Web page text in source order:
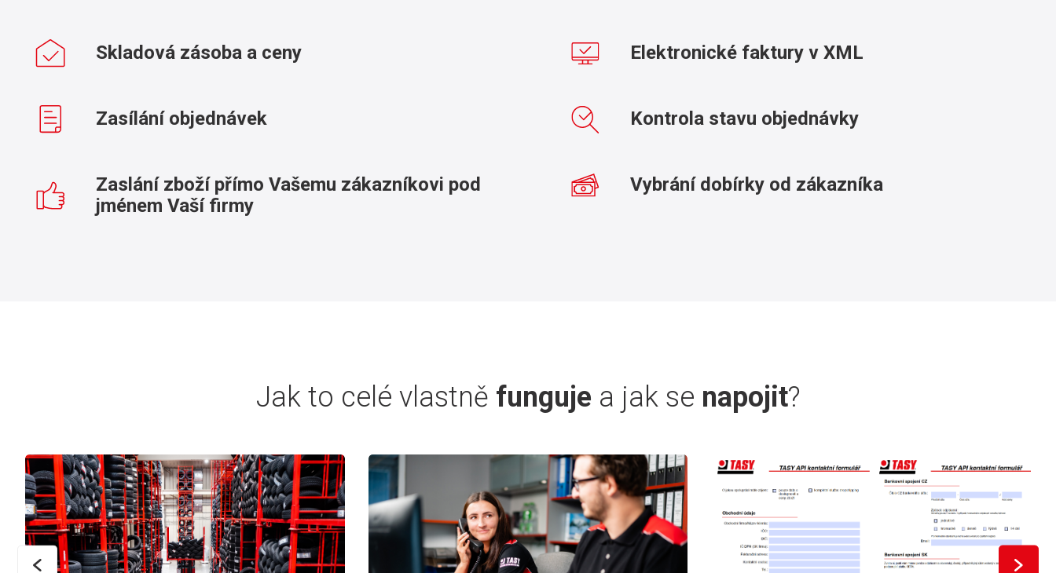
Skladová zásoba a ceny Elektronické faktury v XML
Zasílání objednávek Kontrola stavu objednávky
Zaslání zboží přímo Vašemu zákazníkovi pod
jménem Vaší firmy
Vybrání dobírky od zákazníka
Jak to celé vlastně funguje a jak se napojit?